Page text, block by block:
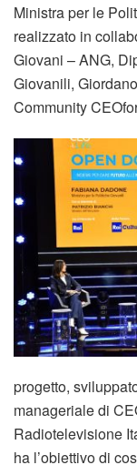
Ministra per le
realizzato in
Giovani – ANG,
Giovanili,
Community
progetto,
manageriale di
Radiotelevisione
ha l’obiettivo di